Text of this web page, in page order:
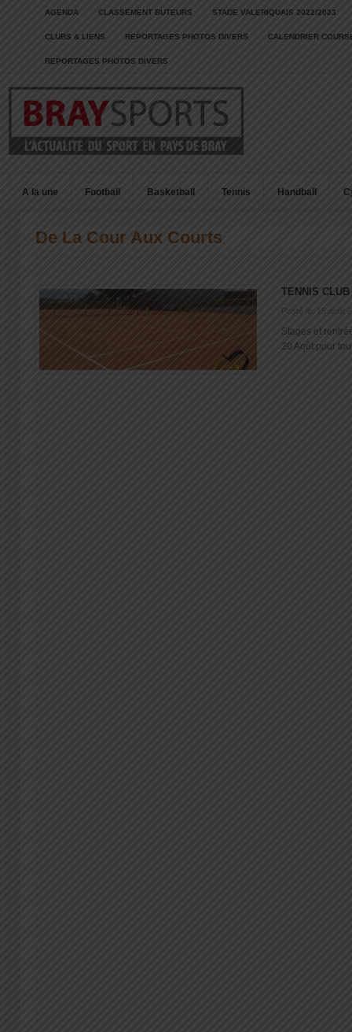
AGENDA CLASSEMENT BUTEURS STADE VALERIQUAIS 2022/2023
CLUBS & LIENS REPORTAGES PHOTOS DIVERS CALENDRIER
REPORTAGES PHOTOS DIVERS
A la une Football Basketball Tennis Handball
De La Cour Aux Courts
TENNIS
Posté le: 15 août
Stages et
20 Août pour